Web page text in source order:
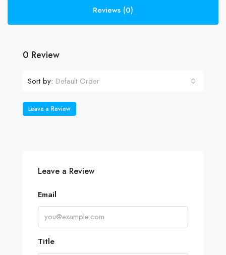
Reviews (0)
0 Review
Sort by: Default Order
Leave a Review
Leave a Review
Email
Title